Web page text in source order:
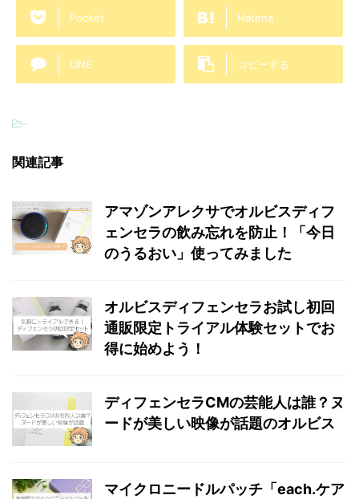
Pocket Hatena
LINE コピーする
-
関連記事
アマゾンアレクサでオルビスディフ
ェンセラの飲み忘れを防止！「今日
のうるおい」使ってみました
オルビスディフェンセラお試し初回
通販限定トライアル体験セットでお
得に始めよう！
ディフェンセラCMの芸能人は誰？ヌ
ードが美しい映像が話題のオルビス
マイクロニードルパッチ「each.ケア